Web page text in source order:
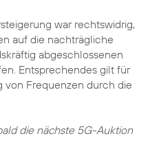
war rechtswidrig,
auf die nachträgliche
abgeschlossenen
Entsprechendes gilt für
von Frequenzen durch die
die nächste 5G-Auktion